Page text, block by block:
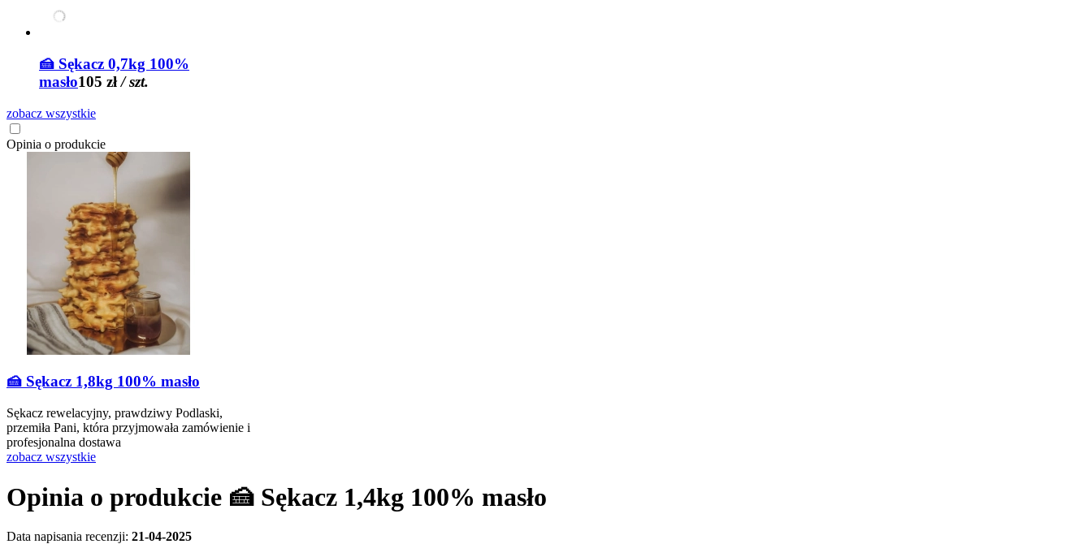
🍰 Sękacz 0,7kg 100%
masło105 zł / szt.
zobacz wszystkie
Opinia o produkcie
🍰 Sękacz 1,8kg 100% masło
Sękacz rewelacyjny, prawdziwy Podlaski,
przemiła Pani, która przyjmowała zamówienie i
profesjonalna dostawa
zobacz wszystkie
Opinia o produkcie 🍰 Sękacz 1,4kg 100% masło
Data napisania recenzji: 21-04-2025